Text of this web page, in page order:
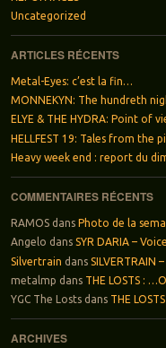
Uncategorized
ARTICLES RÉCENTS
Metal-Eyes: c’est la fin…
MONNEKYN: The hundreth
ELYE & THE HYDRA: Point of
HELLFEST 19: Tales from the
Heavy week end : report du
COMMENTAIRES RÉCENTS
RAMOSdans Photo de la
Angelo dans SYR DARIA –
Silvertrain dans SILVERTRAIN
metalmp dans THE LOSTS :
YGC The Lostsdans THE
ARCHIVES